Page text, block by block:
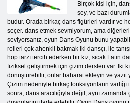
Birçok kişi için,
şey, ve bazı
budur. Orada birkaç dans figürleri vardır ve
seçer. dans etmek sevmiyorum, ama
seviyorsanız, oyun Dans Oyunu bunu
rolleri çok ahenkli bakmak iki dansçı, ile
hop tarzı tercih ederken bir kız, sıcak Latin
fiziksel geliştirmek için çizim dersleri var. İki
dönüştürebilir, onlar baharat ekleyin ve yazıt
Çizim nedeniyle birkaç fonksiyonların varlığı
sonra, dans aracılığıyla değil, aynı